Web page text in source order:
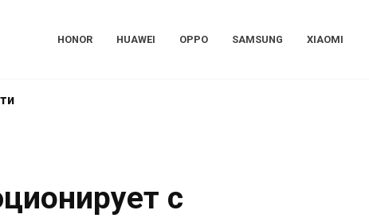
HONOR HUAWEI OPPO SAMSUNG XIAOMI
с